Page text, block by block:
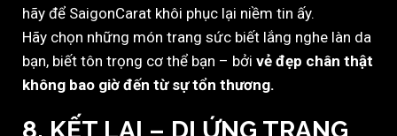
hãy để SaigonCarat khôi phục lại niềm tin ấy.
Hãy chọn những món trang sức biết lắng nghe làn da
bạn, biết tôn trọng cơ thể bạn – bởi vẻ đẹp chân thật
không bao giờ đến từ sự tổn thương.